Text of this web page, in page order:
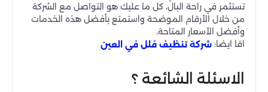
تستثمر في راحة البال، كل ما عليك هو التواصل مع الشركة
من خلال الأرقام الموضحة واستمتع بأفضل هذه الخدمات
وأفضل الأسعار المتاحة.
اقا ايضا: شركة تنظيف فلل في العين
الاسئلة الشائعة ؟